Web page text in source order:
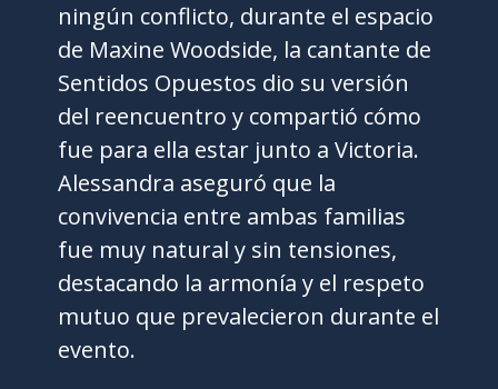
ningún conflicto, durante el espacio
de Maxine Woodside, la cantante de
Sentidos Opuestos dio su versión
del reencuentro y compartió cómo
fue para ella estar junto a Victoria.
Alessandra aseguró que la
convivencia entre ambas familias
fue muy natural y sin tensiones,
destacando la armonía y el respeto
mutuo que prevalecieron durante el
evento.